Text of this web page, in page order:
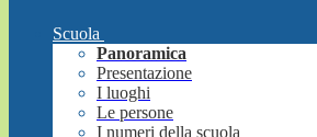
Scuola
Panoramica
Presentazione
I luoghi
Le persone
I numeri della scuola